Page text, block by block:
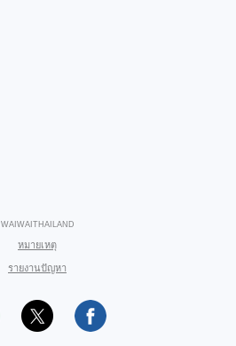
WAIWAITHAILAND
หมายเหตุ
รายงานปัญหา